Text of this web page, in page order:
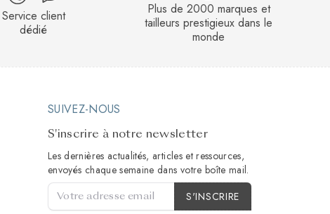
Service client
dédié
Plus de 2000 marques et
tailleurs prestigieux dans le
monde
SUIVEZ-NOUS
S'inscrire à notre newsletter
Les dernières actualités, articles et ressources,
envoyés chaque semaine dans votre boîte mail.
Type de compte S'INSCRIRE